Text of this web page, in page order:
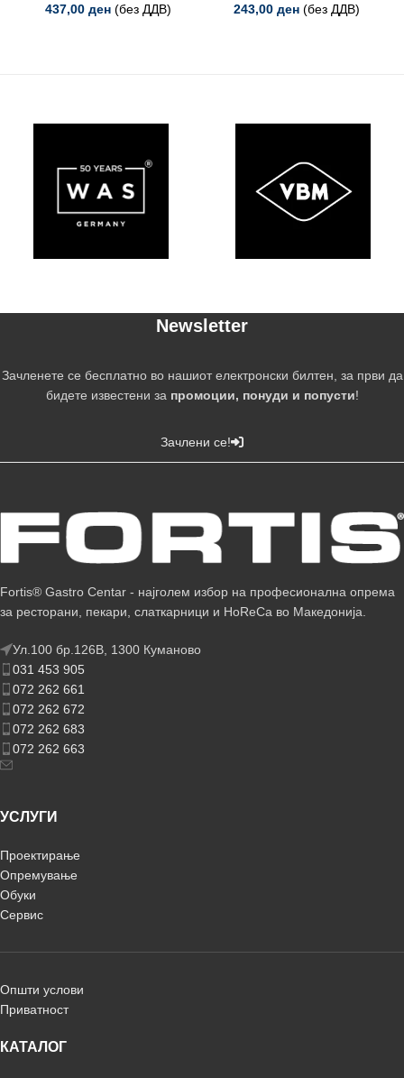
437,00 ден (без ДДВ)
243,00 ден (без ДДВ)
Newsletter
Зачленете се бесплатно во нашиот електронски билтен, за први да
бидете известени за промоции, понуди и попусти!
Зачлени се!
Fortis® Gastro Centar - најголем избор на професионална опрема
за ресторани, пекари, слаткарници и HoReCa во Македонија.
Ул.100 бр.126В, 1300 Куманово
031 453 905
072 262 661
072 262 672
072 262 683
072 262 663
УСЛУГИ
Проектирање
Опремување
Обуки
Сервис
Општи услови
Приватност
КАТАЛОГ